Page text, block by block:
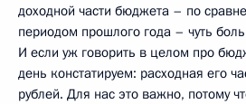
доходной части бюджета – по
периодом прошлого года – чуть
И если уж говорить в целом про
день констатируем: расходная его
рублей. Для нас это важно, потому